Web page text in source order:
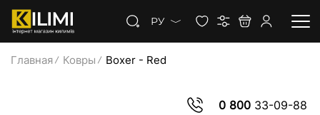
РУ
Главная Ковры Boxer - Red
0 80033-09-88